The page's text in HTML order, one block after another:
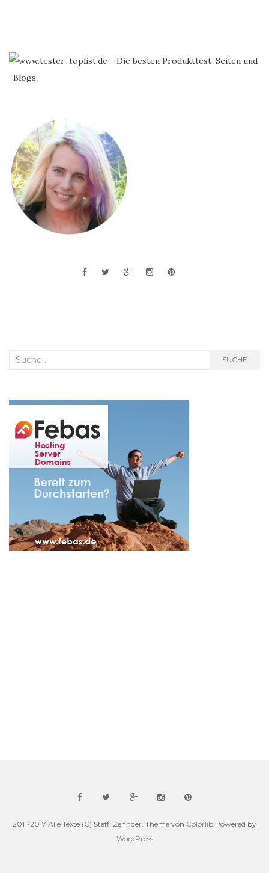
Suche
SUCHE
2011-2017 Alle Texte (C) Steffi Zehnder. Theme von Colorlib Powered by
WordPress